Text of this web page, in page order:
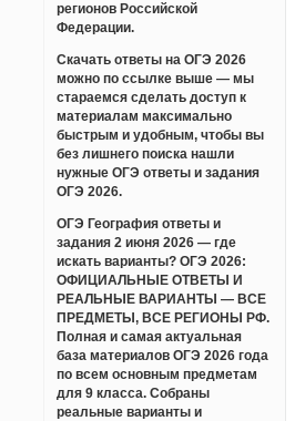
регионов Российской
Федерации.
Скачать ответы на ОГЭ 2026
можно по ссылке выше — мы
стараемся сделать доступ к
материалам максимально
быстрым и удобным, чтобы вы
без лишнего поиска нашли
нужные ОГЭ ответы и задания
ОГЭ 2026.
ОГЭ География ответы и
задания 2 июня 2026 — где
искать варианты? ОГЭ 2026:
ОФИЦИАЛЬНЫЕ ОТВЕТЫ И
РЕАЛЬНЫЕ ВАРИАНТЫ — ВСЕ
ПРЕДМЕТЫ, ВСЕ РЕГИОНЫ РФ.
Полная и самая актуальная
база материалов ОГЭ 2026 года
по всем основным предметам
для 9 класса. Собраны
реальные варианты и